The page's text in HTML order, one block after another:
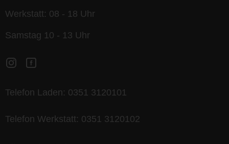
Werkstatt: 08 - 18 Uhr
Samstag 10 - 13 Uhr
Telefon Laden: 0351 3120101
Telefon Werkstatt: 0351 3120102